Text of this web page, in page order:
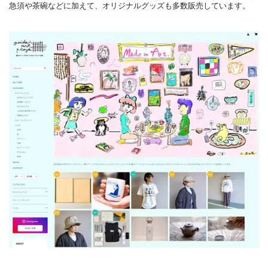
急須や茶碗などに加えて、オリジナルグッズも多数販売しています。